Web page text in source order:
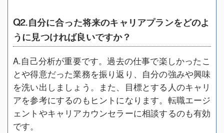
Q2.自分に合った将来のキャリアプランをどのよ
うに見つければ良いですか？
A.自己分析が重要です。過去の仕事で楽しかったこ
とや得意だった業務を振り返り、自分の強みや興味
を洗い出しましょう。また、目標とする人のキャリ
アを参考にするのもヒントになります。転職エージ
ェントやキャリアカウンセラーに相談するのも有効
です。